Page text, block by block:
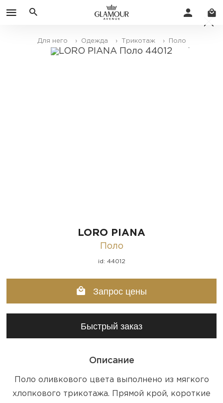
Для него › Одежда › Трикотаж › Поло
LORO PIANA
Поло
id: 44012
Запрос цены
Быстрый заказ
Описание
Поло оливкового цвета выполнено из мягкого
хлопкового трикотажа. Прямой крой, короткие